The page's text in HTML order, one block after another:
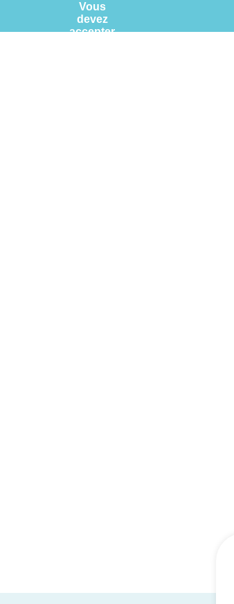
Vous
devez
accepter